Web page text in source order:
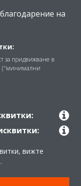
на
за придвижване в
("минимални
вижте